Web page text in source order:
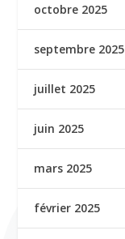
octobre 2025
septembre 2025
juillet 2025
juin 2025
mars 2025
février 2025